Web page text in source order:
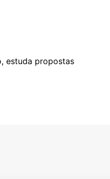
estuda propostas